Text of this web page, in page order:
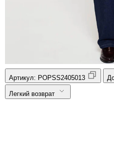
Артикул: POPSS2405013
Легкий возврат